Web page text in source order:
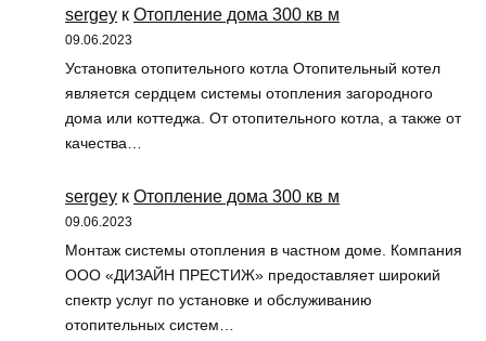
sergey к Отопление дома 300 кв м
09.06.2023
Установка отопительного котла Отопительный котел
является сердцем системы отопления загородного
дома или коттеджа. От отопительного котла, а также от
качества…
sergey к Отопление дома 300 кв м
09.06.2023
Монтаж системы отопления в частном доме. Компания
ООО «ДИЗАЙН ПРЕСТИЖ» предоставляет широкий
спектр услуг по установке и обслуживанию
отопительных систем…